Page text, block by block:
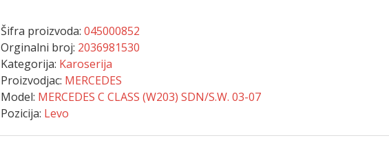
Šifra proizvoda: 045000852
Orginalni broj: 2036981530
Kategorija: Karoserija
Proizvodjac: MERCEDES
Model: MERCEDES C CLASS (W203) SDN/S.W. 03-07
Pozicija: Levo